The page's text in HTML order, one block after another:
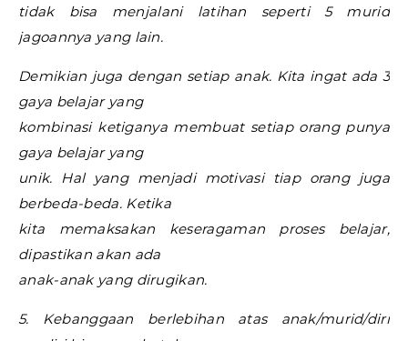
tidak bisa menjalani latihan seperti 5 murid
jagoannya yang lain.
Demikian juga dengan setiap anak. Kita ingat ada 3
gaya belajar yang
kombinasi ketiganya membuat setiap orang punya
gaya belajar yang
unik. Hal yang menjadi motivasi tiap orang juga
berbeda-beda. Ketika
kita memaksakan keseragaman proses belajar,
dipastikan akan ada
anak-anak yang dirugikan.
5. Kebanggaan berlebihan atas anak/murid/diri